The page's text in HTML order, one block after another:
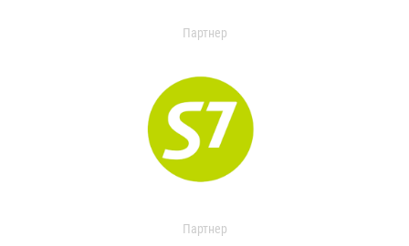
Партнер
Партнер